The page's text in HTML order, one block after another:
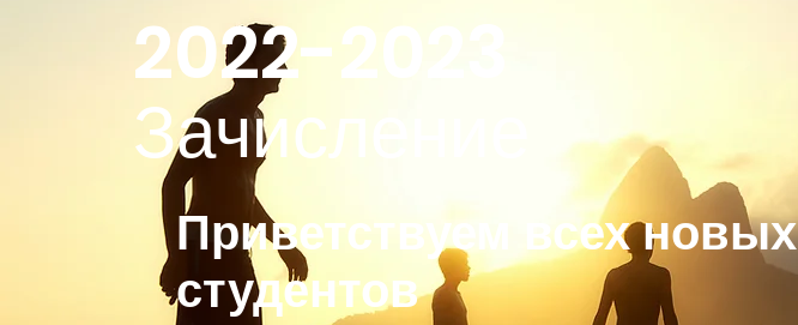
2022-2023
Зачисление
Приветствуем всех новых
студентов